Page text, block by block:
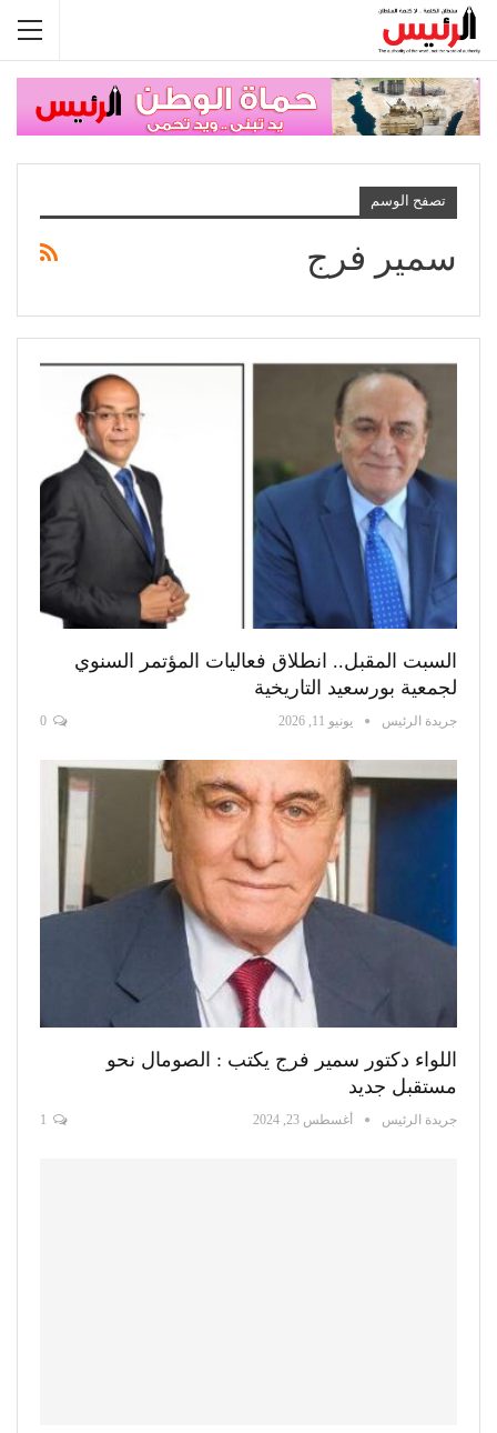
تصفح الوسم
سمير فرج
السبت المقبل.. انطلاق فعاليات المؤتمر السنوي
لجمعية بورسعيد التاريخية
جريدة الرئيس يونيو 11, 2026
اللواء دكتور سمير فرج يكتب : الصومال نحو
مستقبل جديد
جريدة الرئيس أغسطس 23, 2024